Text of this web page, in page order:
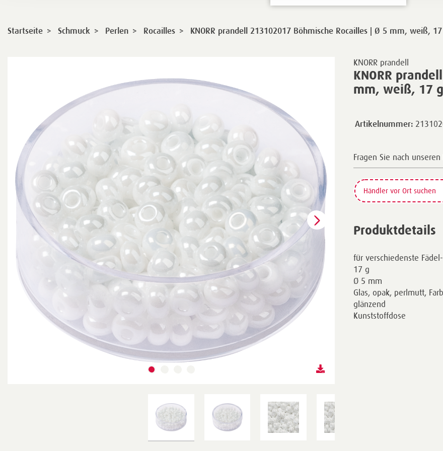
KNORR prandell
KNORR
mm, weiß, 17 g
Startseite > Schmuck > Perlen > Rocailles > KNORR prandell 213102017 Böhmische Rocailles | Ø 5 mm, weiß,
Artikelnummer:
Fragen Sie nach
Händler vor Ort suchen
Produktdetails
für verschiedenste
17 g
Ø 5 mm
Glas, opak, perlmutt,
glänzend
Kunststoffdose